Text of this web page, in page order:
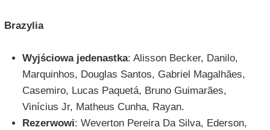
Brazylia
Wyjściowa jedenastka: Alisson Becker, Danilo,
Marquinhos, Douglas Santos, Gabriel Magalhães,
Casemiro, Lucas Paquetá, Bruno Guimarães,
Vinícius Jr, Matheus Cunha, Rayan.
Rezerwowi: Weverton Pereira Da Silva, Ederson,